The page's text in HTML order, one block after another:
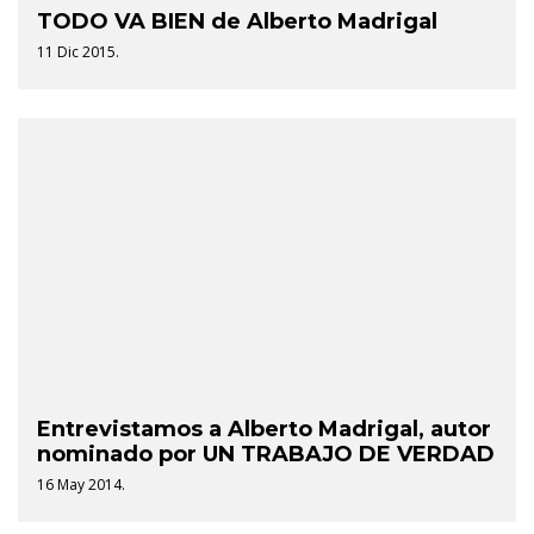
TODO VA BIEN de Alberto Madrigal
11 Dic 2015.
Entrevistamos a Alberto Madrigal, autor
nominado por UN TRABAJO DE VERDAD
16 May 2014.